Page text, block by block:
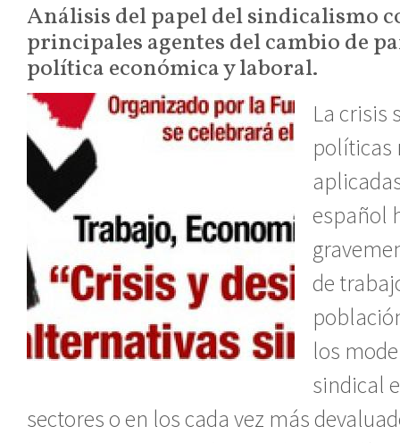
Análisis del papel del sindicalismo
principales agentes del cambio de
política económica y laboral.
La crisis
políticas
español
de
los
sindical
sectores o en los cada vez más